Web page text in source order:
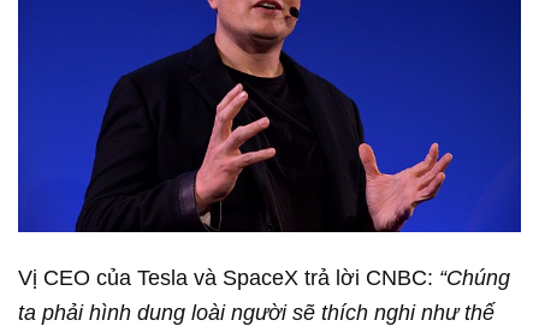
Vị CEO của Tesla và SpaceX trả lời CNBC: “Chúng
ta phải hình dung loài người sẽ thích nghi như thế